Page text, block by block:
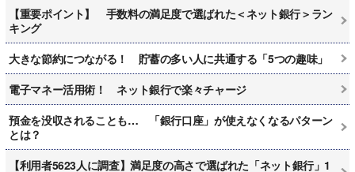
【重要ポイント】 手数料の満足度で選ばれた＜ネット銀行＞ラン
キング
大きな節約につながる！ 貯蓄の多い人に共通する「5つの趣味」
電子マネー活用術！ ネット銀行で楽々チャージ
預金を没収されることも… 「銀行口座」が使えなくなるパターン
とは？
【利用者5623人に調査】満足度の高さで選ばれた「ネット銀行」1